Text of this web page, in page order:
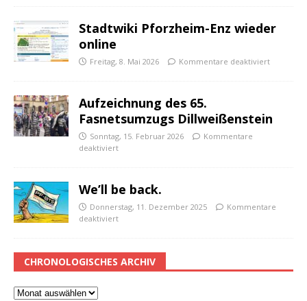
Stadtwiki Pforzheim-Enz wieder
online
Freitag, 8. Mai 2026 Kommentare deaktiviert
Aufzeichnung des 65.
Fasnetsumzugs Dillweißenstein
Sonntag, 15. Februar 2026
Kommentare
deaktiviert
We’ll be back.
Donnerstag, 11. Dezember 2025
Kommentare
deaktiviert
CHRONOLOGISCHES ARCHIV